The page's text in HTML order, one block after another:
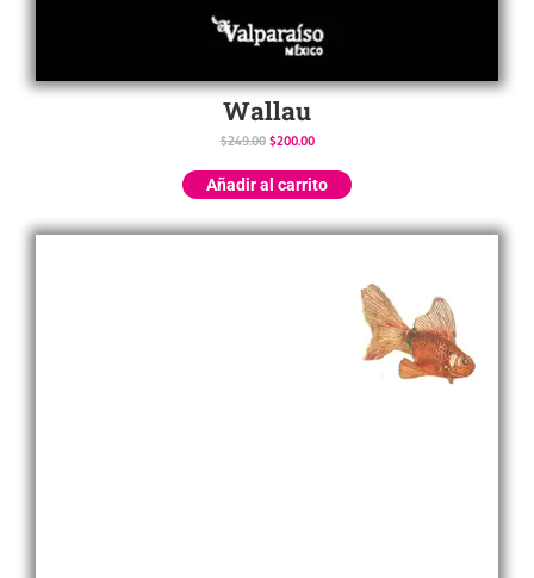
Wallau
$249.00 $200.00
Añadir al carrito